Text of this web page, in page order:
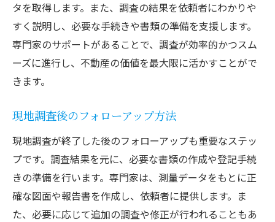
タを取得します。また、調査の結果を依頼者にわかりや
すく説明し、必要な手続きや書類の準備を支援します。
専門家のサポートがあることで、調査が効率的かつスム
ーズに進行し、不動産の価値を最大限に活かすことがで
きます。
現地調査後のフォローアップ方法
現地調査が終了した後のフォローアップも重要なステッ
プです。調査結果を元に、必要な書類の作成や登記手続
きの準備を行います。専門家は、測量データをもとに正
確な図面や報告書を作成し、依頼者に提供します。ま
た、必要に応じて追加の調査や修正が行われることもあ